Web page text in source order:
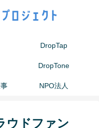
DropTap
DropTone
NPO法人
ウドファン